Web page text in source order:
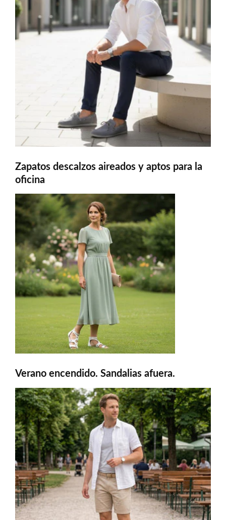
Zapatos descalzos aireados y aptos para la
oficina
Verano encendido. Sandalias afuera.